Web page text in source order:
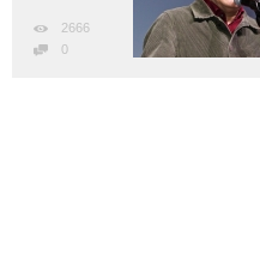
2666
0